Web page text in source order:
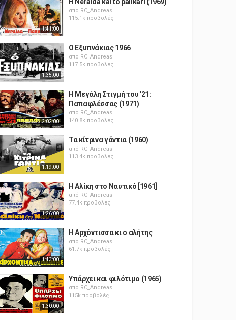
1:41:00
από RC_Andreas
115.1k προβολές
1:35:00
Ο Εξυπνάκιας 1966
από RC_Andreas
117.5k προβολές
2:02:00
Η Μεγάλη Στιγμή του '21:
Παπαφλέσσας (1971)
από RC_Andreas
140.8k προβολές
1:19:00
Τα κίτρινα γάντια (1960)
από RC_Andreas
113.4k προβολές
1:26:00
Η Αλίκη στο Ναυτικό [1961]
από RC_Andreas
77.4k προβολές
1:43:00
Η Αρχόντισσα κι ο αλήτης
από RC_Andreas
61.7k προβολές
1:30:00
Υπάρχει και φιλότιμο (1965)
από RC_Andreas
115k προβολές